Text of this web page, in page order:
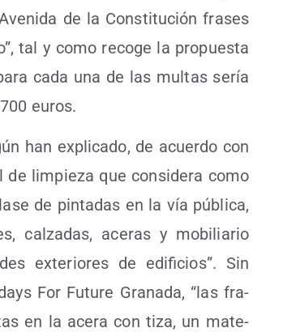
de la Cons­ti­tu­ción fra­ses
tal y como reco­ge la pro­pues­ta
cada una de las mul­tas sería
euros.
han expli­ca­do, de acuer­do con
lim­pie­za que con­si­de­ra como
de pin­ta­das en la vía públi­ca,
cal­za­das, ace­ras y mobi­lia­rio
exte­rio­res de edi­fi­cios”. Sin
For Futu­re Gra­na­da, “las fra­
en la ace­ra con tiza, un mate­